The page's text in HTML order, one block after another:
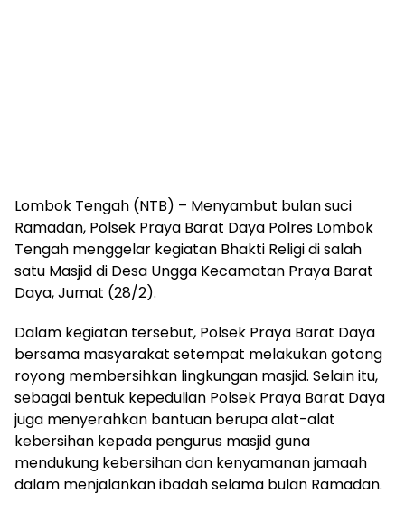
Lombok Tengah (NTB) – Menyambut bulan suci
Ramadan, Polsek Praya Barat Daya Polres Lombok
Tengah menggelar kegiatan Bhakti Religi di salah
satu Masjid di Desa Ungga Kecamatan Praya Barat
Daya, Jumat (28/2).
Dalam kegiatan tersebut, Polsek Praya Barat Daya
bersama masyarakat setempat melakukan gotong
royong membersihkan lingkungan masjid. Selain itu,
sebagai bentuk kepedulian Polsek Praya Barat Daya
juga menyerahkan bantuan berupa alat-alat
kebersihan kepada pengurus masjid guna
mendukung kebersihan dan kenyamanan jamaah
dalam menjalankan ibadah selama bulan Ramadan.